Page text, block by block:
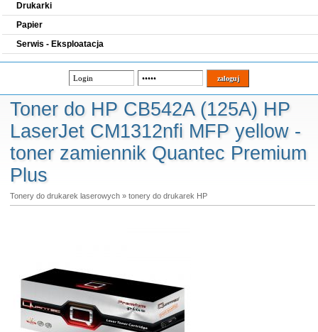
Drukarki
Papier
Serwis - Eksploatacja
Toner do HP CB542A (125A) HP
LaserJet CM1312nfi MFP yellow -
toner zamiennik Quantec Premium
Plus
Tonery do drukarek laserowych» tonery do drukarek HP